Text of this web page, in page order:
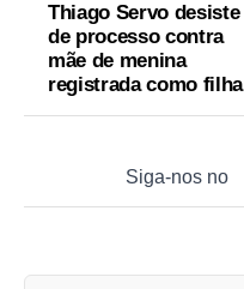
Thiago Servo desiste
de processo contra
mãe de menina
registrada como filha
Siga-nos no